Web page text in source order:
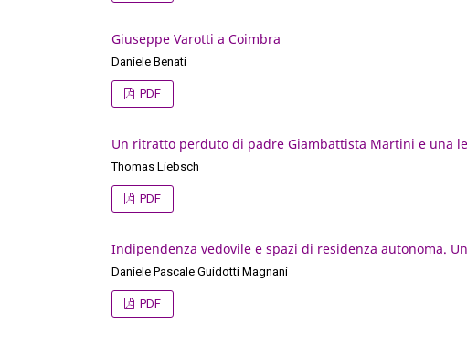
Giuseppe Varotti a Coimbra
Daniele Benati
PDF
Un ritratto perduto di padre Giambattista Martini e una
Thomas Liebsch
PDF
Indipendenza vedovile e spazi di residenza autonoma.
Daniele Pascale Guidotti Magnani
PDF